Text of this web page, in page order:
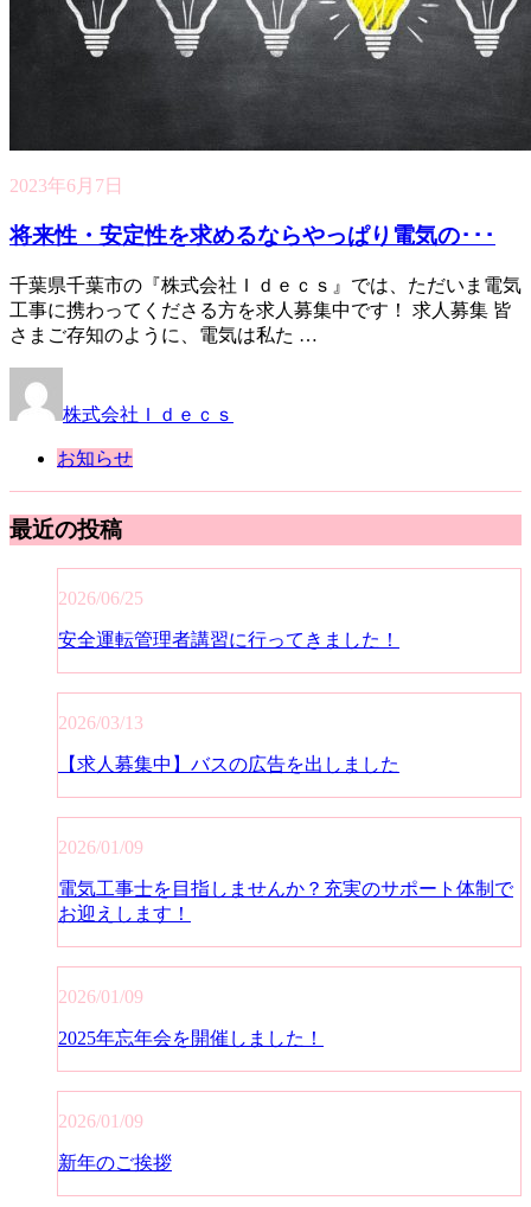
2023年6月7日
将来性・安定性を求めるならやっぱり電気の･･･
千葉県千葉市の『株式会社Ｉｄｅｃｓ』では、ただいま電気
工事に携わってくださる方を求人募集中です！ 求人募集 皆
さまご存知のように、電気は私た …
株式会社Ｉｄｅｃｓ
お知らせ
最近の投稿
2026/06/25
安全運転管理者講習に行ってきました！
2026/03/13
【求人募集中】バスの広告を出しました
2026/01/09
電気工事士を目指しませんか？充実のサポート体制で
お迎えします！
2026/01/09
2025年忘年会を開催しました！
2026/01/09
新年のご挨拶